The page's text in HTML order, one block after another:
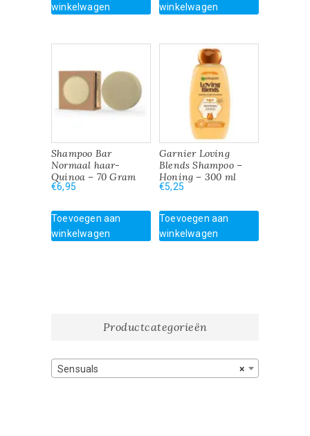
winkelwagen
winkelwagen
Shampoo Bar
Normaal haar-
Quinoa – 70 Gram
€6,95
Toevoegen aan
winkelwagen
Garnier Loving
Blends Shampoo –
Honing – 300 ml
€5,25
Toevoegen aan
winkelwagen
Productcategorieën
×
Sensuals